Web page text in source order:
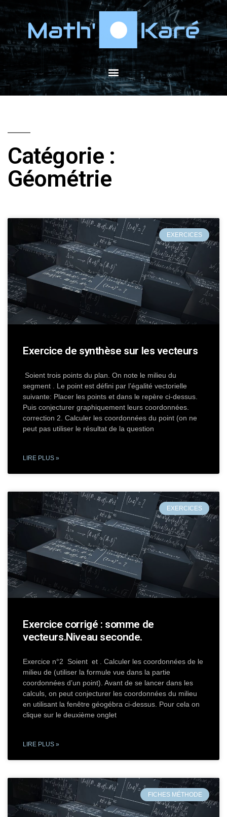
Catégorie :
Géométrie
EXERCICES
Exercice de synthèse sur les vecteurs
Soient trois points du plan. On note le milieu du
segment . Le point est défini par l’égalité vectorielle
suivante: Placer les points et dans le repère ci-dessus.
Puis conjecturer graphiquement leurs coordonnées.
correction 2. Calculer les coordonnées du point (on ne
peut pas utiliser le résultat de la question
LIRE PLUS »
EXERCICES
Exercice corrigé : somme de
vecteurs.Niveau seconde.
Exercice n°2 Soient et . Calculer les coordonnées de le
milieu de (utiliser la formule vue dans la partie
coordonnées d’un point). Avant de se lancer dans les
calculs, on peut conjecturer les coordonnées du milieu
en utilisant la fenêtre géogébra ci-dessus. Pour cela on
clique sur le deuxième onglet
LIRE PLUS »
FICHES MÉTHODE